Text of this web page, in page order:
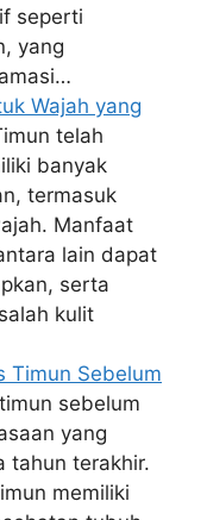
seperti
yang
Wajah yang
telah
banyak
termasuk
Manfaat
lain dapat
serta
kulit
Timun Sebelum
sebelum
yang
tahun terakhir.
memiliki